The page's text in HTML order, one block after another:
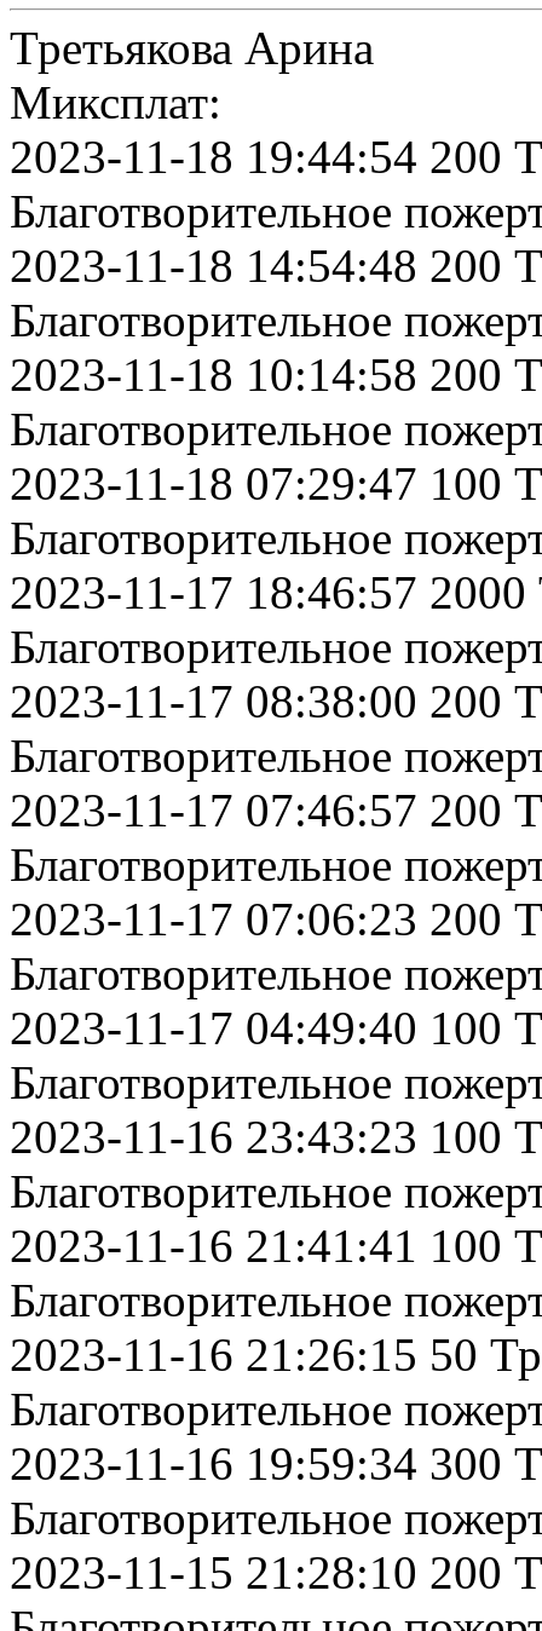
Третьякова Арина
Миксплат:
2023-11-18 19:44:54 200
Благотворительное
2023-11-18 14:54:48 200
Благотворительное
2023-11-18 10:14:58 200
Благотворительное
2023-11-18 07:29:47 100
Благотворительное
2023-11-17 18:46:57 2000
Благотворительное
2023-11-17 08:38:00 200
Благотворительное
2023-11-17 07:46:57 200
Благотворительное
2023-11-17 07:06:23 200
Благотворительное
2023-11-17 04:49:40 100
Благотворительное
2023-11-16 23:43:23 100
Благотворительное
2023-11-16 21:41:41 100
Благотворительное
2023-11-16 21:26:15 50
Благотворительное
2023-11-16 19:59:34 300
Благотворительное
2023-11-15 21:28:10 200